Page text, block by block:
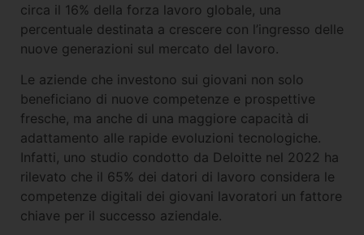
circa il 16% della forza lavoro globale, una
percentuale destinata a crescere con l’ingresso delle
nuove generazioni sul mercato del lavoro.
Le aziende che investono sui giovani non solo
beneficiano di nuove competenze e prospettive
fresche, ma anche di una maggiore capacità di
adattamento alle rapide evoluzioni tecnologiche.
Infatti, uno studio condotto da Deloitte nel 2022 ha
rilevato che il 65% dei datori di lavoro considera le
competenze digitali dei giovani lavoratori un fattore
chiave per il successo aziendale.